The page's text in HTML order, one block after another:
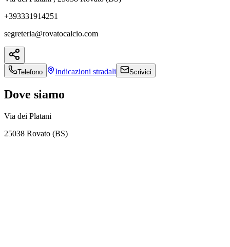
+393331914251
segreteria@rovatocalcio.com
Telefono Indicazioni stradali Scrivici
Dove siamo
Via dei Platani
25038 Rovato (BS)